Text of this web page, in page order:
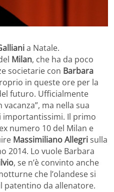
a Natale.
Milan, che ha da poco
societarie con Barbara
in queste ore per la
futuro. Ufficialmente
ma nella sua
importantissimi. Il primo
numero 10 del Milan e
Massimiliano Allegrisulla
2014. Lo vuole Barbara
, se n’è convinto anche
che l’olandese si
patentino da allenatore.